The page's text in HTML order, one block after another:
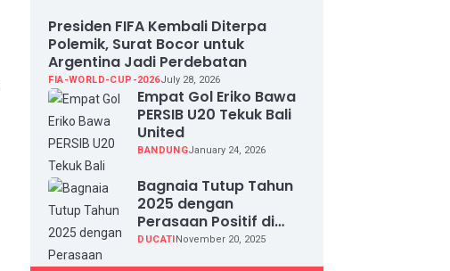
Presiden FIFA Kembali Diterpa
Polemik, Surat Bocor untuk
Argentina Jadi Perdebatan
FIA-WORLD-CUP-2026July 28, 2026
Empat Gol Eriko Bawa
PERSIB U20 Tekuk Bali
United
BANDUNGJanuary 24, 2026
Bagnaia Tutup Tahun
2025 dengan
Perasaan Positif di
Valencia Test
DUCATINovember 20, 2025